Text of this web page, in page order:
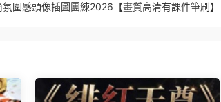
氛圍感頭像插圖團練2026【畫質高清有課件筆刷】